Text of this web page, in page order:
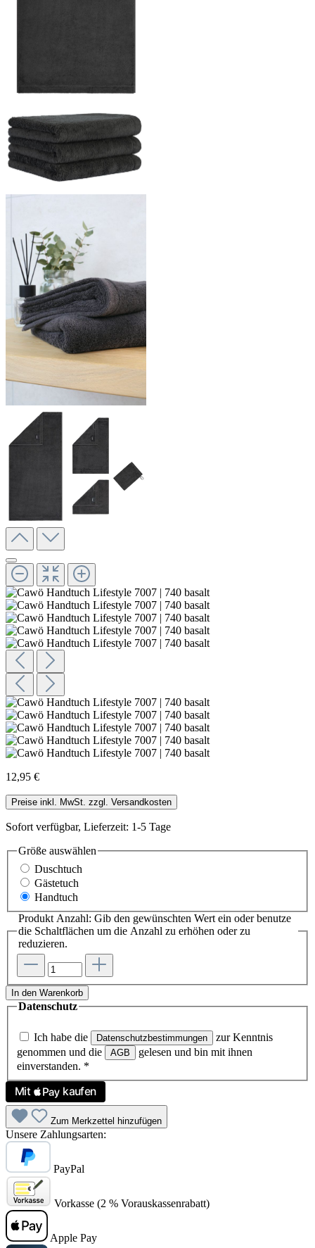
12,95 €
Preise inkl. MwSt. zzgl. Versandkosten
Sofort verfügbar, Lieferzeit: 1-5 Tage
Größe auswählen
Duschtuch
Gästetuch
Handtuch
Produkt Anzahl: Gib den gewünschten Wert ein oder benutze
die Schaltflächen um die Anzahl zu erhöhen oder zu
reduzieren.
In den Warenkorb
Datenschutz
Ich habe die Datenschutzbestimmungen
zur Kenntnis
genommen und die
AGB
gelesen und bin mit ihnen
einverstanden. *
Zum Merkzettel hinzufügen
Unsere Zahlungsarten:
PayPal
Vorkasse (2 % Vorauskassenrabatt)
Apple Pay